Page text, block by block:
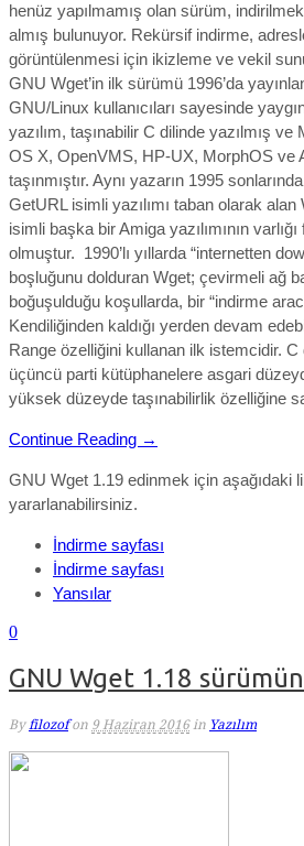
henüz yapılmamış olan sürüm,
almış bulunuyor. Rekürsif indirme,
görüntülenmesi için ikizleme ve vekil
GNU Wget’in ilk sürümü 1996’da
GNU/Linux kullanıcıları sayesinde
yazılım, taşınabilir C dilinde yazılmış
OS X, OpenVMS, HP-UX, MorphOS ve
taşınmıştır. Aynı yazarın 1995
GetURL isimli yazılımı taban olarak alan
isimli başka bir Amiga yazılımının
olmuştur. 1990’lı yıllarda “internetten
boşluğunu dolduran Wget; çevirmeli ağ
boğuşulduğu koşullarda, bir “indirme
Kendiliğinden kaldığı yerden devam
Range özelliğini kullanan ilk istemcidir. C
üçüncü parti kütüphanelere asgari
yüksek düzeyde taşınabilirlik özelliğine
Continue Reading →
GNU Wget 1.19 edinmek için aşağıdaki
yararlanabilirsiniz.
İndirme sayfası
İndirme sayfası
Yansılar
0
GNU Wget 1.18
By filozof on 9 Haziran 2016 in Yazılım